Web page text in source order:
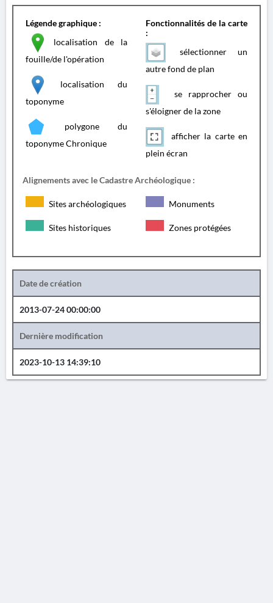
Légende graphique :
localisation de la
fouille/de l'opération
localisation du
toponyme
polygone du
toponyme Chronique
Fonctionnalités de la carte
:
sélectionner un
autre fond de plan
se rapprocher ou
s'éloigner de la zone
afficher la carte en
plein écran
Alignements avec le Cadastre Archéologique :
Sites archéologiques Monuments
Sites historiques Zones protégées
Date de création
2013-07-24 00:00:00
Dernière modification
2023-10-13 14:39:10